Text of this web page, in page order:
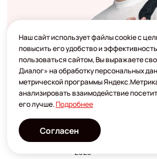
Разработано
2023
Наш сайт использует файлы cookie с
повысить его удобство и
пользоваться сайтом, Вы выражаете
Диалог» на обработку персональных
метрической программы
анализировать взаимодействие
его лучше.Подробнее
Согласен